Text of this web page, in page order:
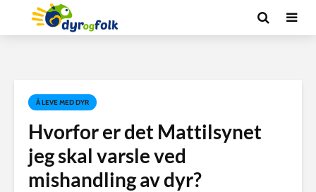
Å LEVE MED DYR
Hvorfor er det Mattilsynet
jeg skal varsle ved
mishandling av dyr?